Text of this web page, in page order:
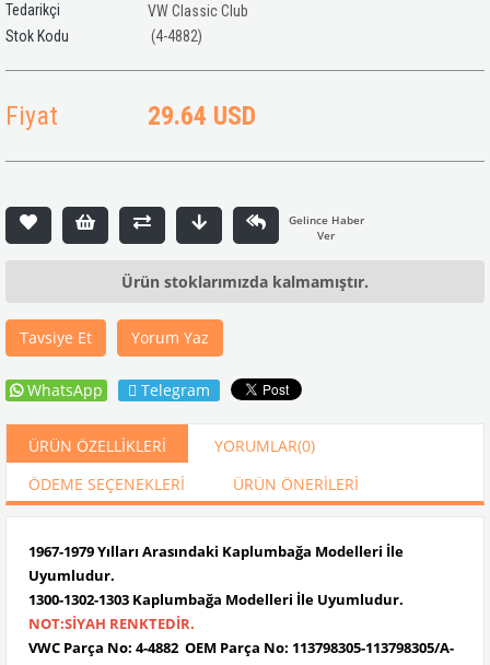
Tedarikçi
VW Classic Club
(4-4882)
Fiyat 29.64 USD
Ürün stoklarımızda kalmamıştır.
Tavsiye Et Yorum Yaz
WhatsApp Telegram
ÜRÜN ÖZELLIKLERI YORUMLAR(0)
ÖDEME SEÇENEKLERI
ÜRÜN ÖNERILERI
1967-1979 Yılları Arasındaki Kaplumbağa Modelleri İle
Uyumludur.
1300-1302-1303 Kaplumbağa Modelleri İle Uyumludur.
NOT:SİYAH RENKTEDİR.
VWC Parça No: 4-4882 OEM Parça No: 113798305-113798305/A-